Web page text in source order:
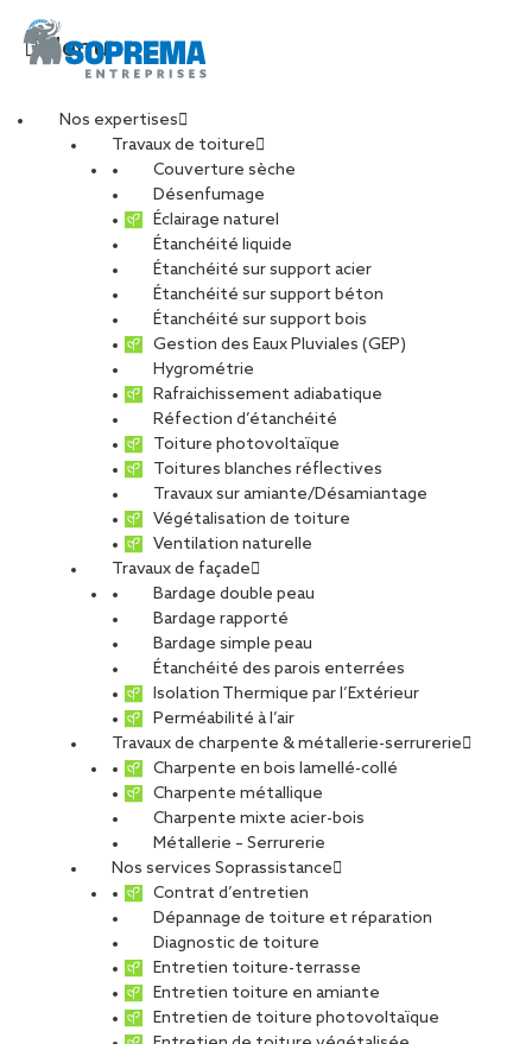
Menu
Nos expertises
Travaux de toiture
Couverture sèche
Désenfumage
Éclairage naturel
Étanchéité liquide
Étanchéité sur support acier
Étanchéité sur support béton
Étanchéité sur support bois
Gestion des Eaux Pluviales (GEP)
Hygrométrie
Rafraichissement adiabatique
Réfection d’étanchéité
Toiture photovoltaïque
Toitures blanches réflectives
Travaux sur amiante/Désamiantage
Végétalisation de toiture
Ventilation naturelle
Travaux de façade
Bardage double peau
Bardage rapporté
Bardage simple peau
Étanchéité des parois enterrées
Isolation Thermique par l’Extérieur
Perméabilité à l’air
Travaux de charpente & métallerie-serrurerie
Charpente en bois lamellé-collé
Charpente métallique
Charpente mixte acier-bois
Métallerie – Serrurerie
Nos services Soprassistance
Contrat d’entretien
Dépannage de toiture et réparation
Diagnostic de toiture
Entretien toiture-terrasse
Entretien toiture en amiante
Entretien de toiture photovoltaïque
nantes4
PARTAGER
09 décembre 2022